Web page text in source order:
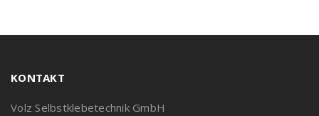
KONTAKT
Volz Selbstklebetechnik GmbH